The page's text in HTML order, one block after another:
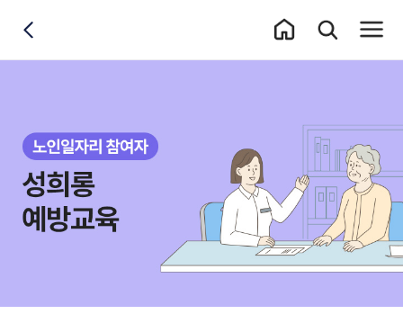
통합검색 레이
전체
뒤로가기